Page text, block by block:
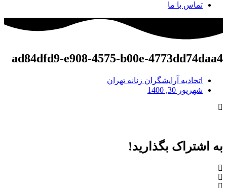
تماس با ما
ad84dfd9-e908-4575-b00e-4773dd74daa4
اتحادیه آرایشگران زنانه تهران
شهریور 30, 1400
به اشتراک بگذارید!